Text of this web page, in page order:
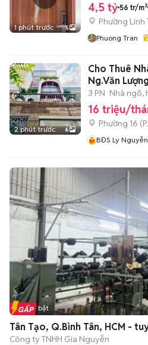
1 phút trước 5
4,5 tỷ 56 tr/m²
Phường Linh
Phuong Tran
2 phút trước 6
Cho Thuê
Ng.Văn
16tr/th
3 PN Nhà ngõ,
16 triệu/
Phường 16 (
BĐS Ly Nguyễn
Tin nổi bật
Tân Tạo, Q.Bình Tân, HCM -
Công ty TNHH Gia Nguyễn